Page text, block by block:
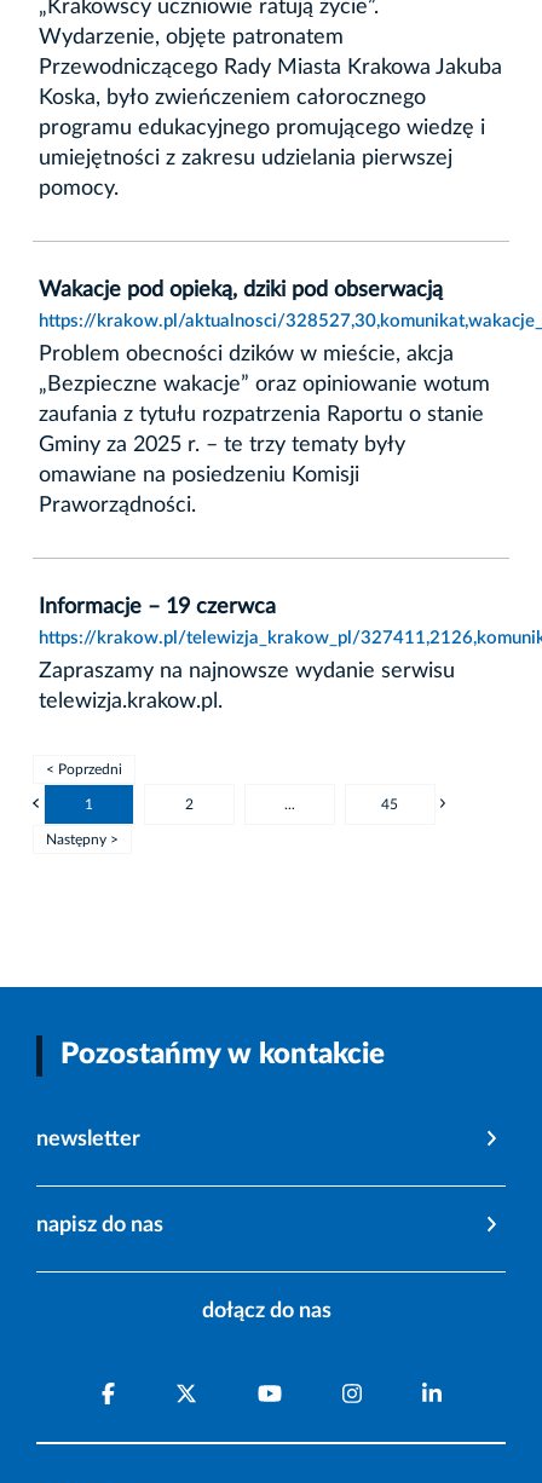
„Krakowscy uczniowie ratują życie”.
Wydarzenie, objęte patronatem
Przewodniczącego Rady Miasta Krakowa Jakuba
Koska, było zwieńczeniem całorocznego
programu edukacyjnego promującego wiedzę i
umiejętności z zakresu udzielania pierwszej
pomocy.
Wakacje pod opieką, dziki pod obserwacją
https://krakow.pl/aktualnosci/
Problem obecności dzików w mieście, akcja
„Bezpieczne wakacje” oraz opiniowanie wotum
zaufania z tytułu rozpatrzenia Raportu o stanie
Gminy za 2025 r. – te trzy tematy były
omawiane na posiedzeniu Komisji
Praworządności.
Informacje – 19 czerwca
https://krakow.pl/telewizja_krakow_pl/
Zapraszamy na najnowsze wydanie serwisu
telewizja.krakow.pl.
< Poprzedni
1 2 ... 45
Następny >
Pozostańmy w kontakcie
newsletter
napisz do nas
dołącz do nas